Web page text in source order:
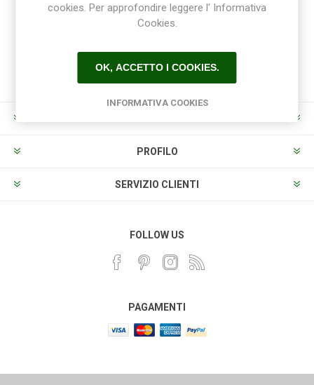
Ricevi la newsletter
PROFILO
SERVIZIO CLIENTI
FOLLOW US
PAGAMENTI
cookies. Per approfondire leggere l’ Informativa
Cookies.
OK, ACCETTO I COOKIES.
INFORMATIVA COOKIES